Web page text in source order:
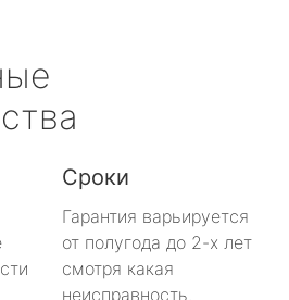
Сроки
Гарантия варьируется
от полугода до 2-х лет
смотря какая
неисправность.